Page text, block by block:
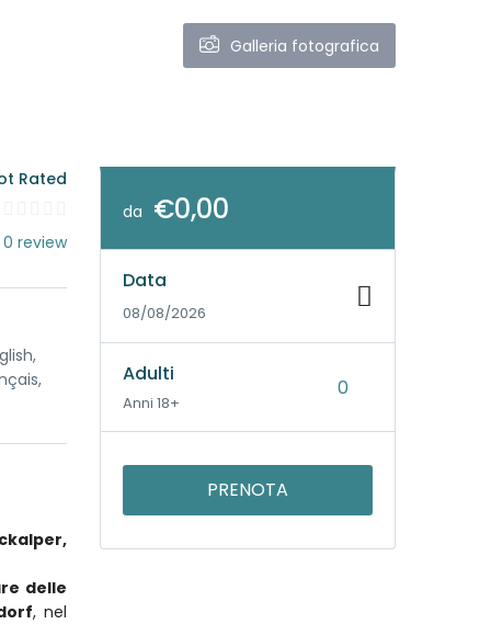
Galleria fotografica
Rated
review
delle
, nel
da €0,00
Data
08/08/2026
Adulti
Anni 18+
PRENOTA